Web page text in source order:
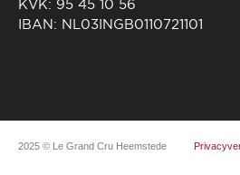
KVK: 95 45 10 56
IBAN: NL03INGB0110721101
2025 © Le Grand Cru Heemstede